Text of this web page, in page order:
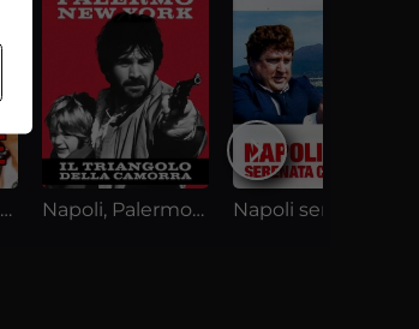
Zappatore (Soustitres en Français) Napoli, Palermo e NY, il triangolo della camorra (日本語字幕)